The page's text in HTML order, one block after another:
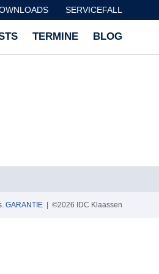
SERVICEFALL
TERMINE BLOG
GARANTIE | ©2026 IDC Klaassen